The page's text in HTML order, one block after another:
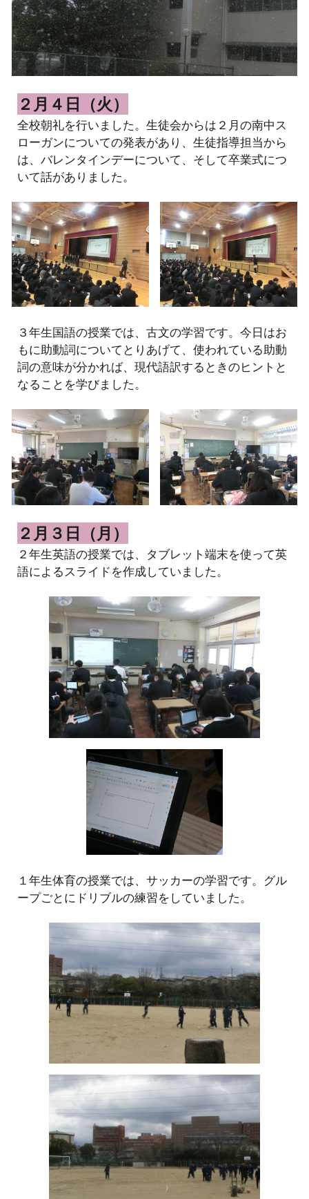
２月４日（火）
全校朝礼を行いました。生徒会からは２月の南中ス
ローガンについての発表があり、生徒指導担当から
は、バレンタインデーについて、そして卒業式につ
いて話がありました。
３年生国語の授業では、古文の学習です。今日はお
もに助動詞についてとりあげて、使われている助動
詞の意味が分かれば、現代語訳するときのヒントと
なることを学びました。
２月３日（月）
２年生英語の授業では、タブレット端末を使って英
語によるスライドを作成していました。
１年生体育の授業では、サッカーの学習です。 グル
ープごとにドリブルの練習をしていました。